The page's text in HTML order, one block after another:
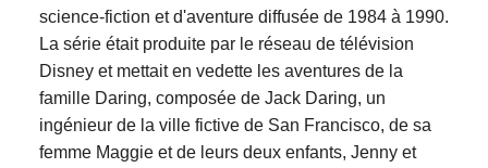
science-fiction et d'aventure diffusée de 1984 à 1990.
La série était produite par le réseau de télévision
Disney et mettait en vedette les aventures de la
famille Daring, composée de Jack Daring, un
ingénieur de la ville fictive de San Francisco, de sa
femme Maggie et de leurs deux enfants, Jenny et